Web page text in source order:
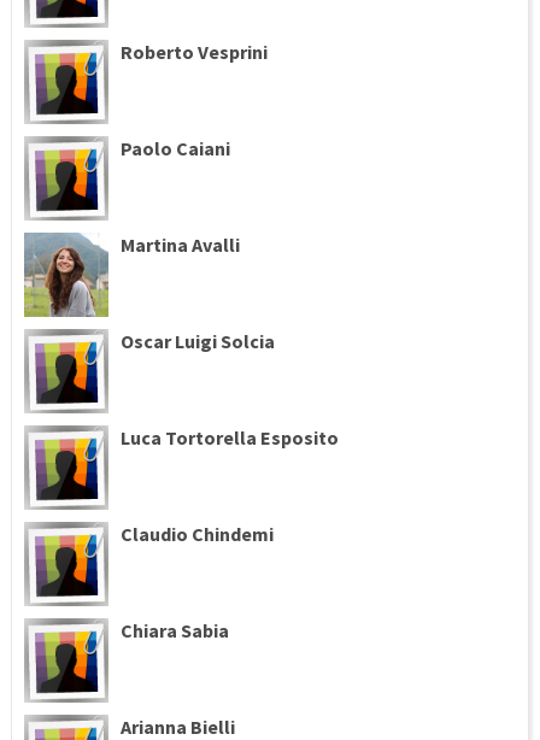
Roberto Vesprini
Paolo Caiani
Martina Avalli
Oscar Luigi Solcia
Luca Tortorella Esposito
Claudio Chindemi
Chiara Sabia
Arianna Bielli